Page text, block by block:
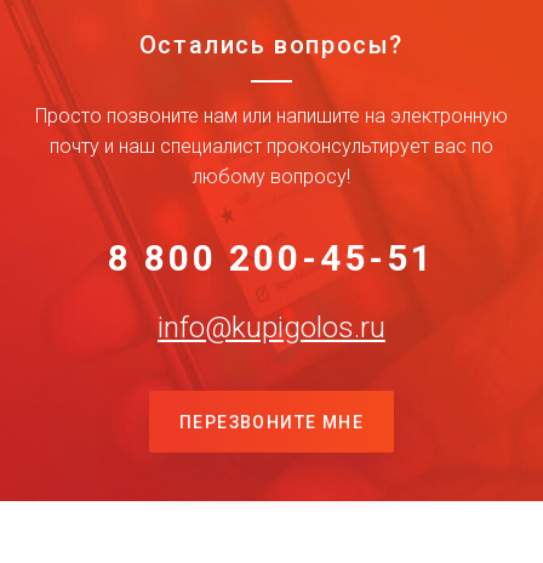
Остались вопросы?
Просто позвоните нам или напишите на электронную
почту и наш специалист проконсультирует вас по
любому вопросу!
8 800 200-45-51
info@kupigolos.ru
ПЕРЕЗВОНИТЕ МНЕ